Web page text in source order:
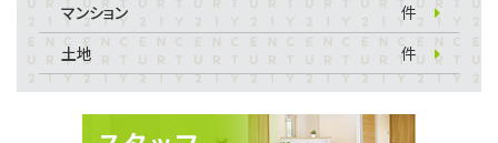
マンション
件
土地
件